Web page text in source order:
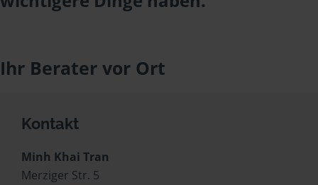
Ihr Berater vor Ort
Kontakt
Minh Khai Tran
Merziger Str. 5